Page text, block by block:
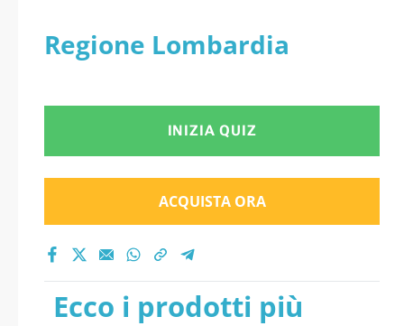
Regione Lombardia
INIZIA QUIZ
ACQUISTA ORA
Ecco i prodotti più